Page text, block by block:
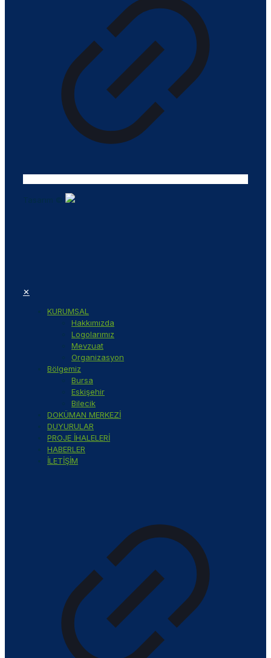
✕
KURUMSAL
Hakkımızda
Logolarımız
Mevzuat
Organizasyon
Bölgemiz
Bursa
Eskişehir
Bilecik
DOKÜMAN MERKEZİ
DUYURULAR
PROJE İHALELERİ
HABERLER
İLETİŞİM